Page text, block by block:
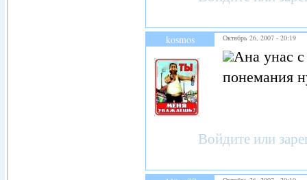
kosmos Октябрь 26, 2007 - 20:19
Ана унас
понемания
Войдите или